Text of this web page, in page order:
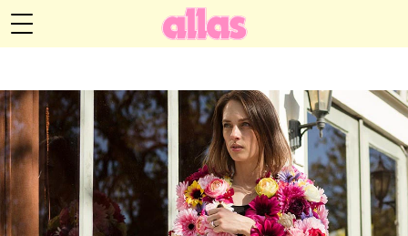
Hälsa
Relationer
Anna María Larssons blogg
Hem
Om Anna María
Arkiv
Kontakt